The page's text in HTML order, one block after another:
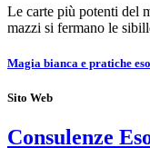
Le carte più potenti del
mazzi si fermano le
Magia bianca e pratiche
Sito Web
Consulenze